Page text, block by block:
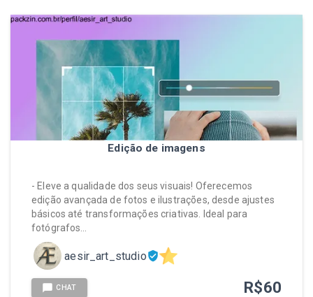
Edição de imagens
- Eleve a qualidade dos seus visuais! Oferecemos
edição avançada de fotos e ilustrações, desde ajustes
básicos até transformações criativas. Ideal para
fotógrafos…
aesir_art_studio
CHAT R$60